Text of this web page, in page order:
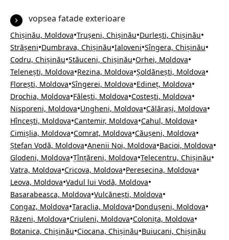
vopsea fatade exterioare
Chișinău, Moldova•Trușeni, Chișinău•Durlești, Chișinău•
Strășeni•Dumbrava, Chișinău•Ialoveni•Sîngera, Chișinău•
Codru, Chișinău•Stăuceni, Chișinău•Orhei, Moldova•
Telenești, Moldova•Rezina, Moldova•Șoldănești, Moldova•
Florești, Moldova•Sîngerei, Moldova•Edineț, Moldova•
Drochia, Moldova•Fălești, Moldova•Costești, Moldova•
Nisporeni, Moldova•Ungheni, Moldova•Călărași, Moldova•
Hîncești, Moldova•Cantemir, Moldova•Cahul, Moldova•
Cimișlia, Moldova•Comrat, Moldova•Căușeni, Moldova•
Ștefan Vodă, Moldova•Anenii Noi, Moldova•Bacioi, Moldova•
Glodeni, Moldova•Țînțăreni, Moldova•Telecentru, Chișinău•
Vatra, Moldova•Cricova, Moldova•Peresecina, Moldova•
Leova, Moldova•Vadul lui Vodă, Moldova•
Basarabeasca, Moldova•Vulcănești, Moldova•
Congaz, Moldova•Taraclia, Moldova•Dondușeni, Moldova•
Răzeni, Moldova•Criuleni, Moldova•Colonița, Moldova•
Botanica, Chișinău•Ciocana, Chișinău•Buiucani, Chișinău